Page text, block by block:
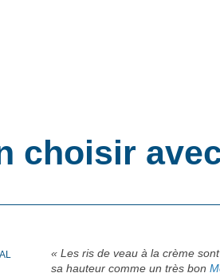
choisir
« Les ris de veau à la crème
sa hauteur comme un très bon